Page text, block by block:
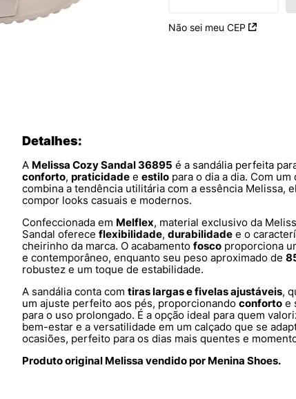
Não sei meu CEP
Detalhes:
A Melissa Cozy Sandal 36895 é a sandália perfeita
conforto, praticidade e estilo para o dia a dia. Com um
combina a tendência utilitária com a essência Melissa,
compor looks casuais e modernos.
Confeccionada em Melflex, material exclusivo da
Sandal oferece flexibilidade, durabilidade e o
cheirinho da marca. O acabamento fosco proporciona
e contemporâneo, enquanto seu peso aproximado de
robustez e um toque de estabilidade.
A sandália conta com tiras largas e fivelas ajustáveis,
um ajuste perfeito aos pés, proporcionando conforto e
para o uso prolongado. É a opção ideal para quem
bem-estar e a versatilidade em um calçado que se
ocasiões, perfeito para os dias mais quentes e
Produto original Melissa vendido por Menina Shoes.